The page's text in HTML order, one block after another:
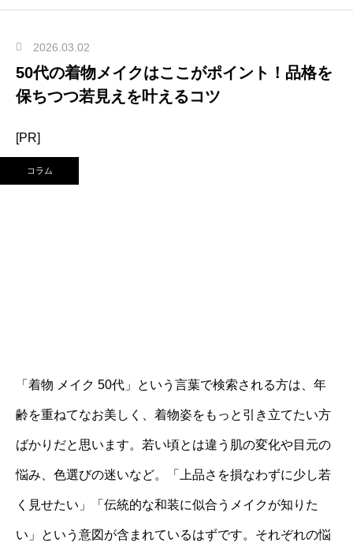
2026.03.02
50代の着物メイクはここがポイント！品格を
保ちつつ若見えを叶えるコツ
[PR]
コラム
「着物 メイク 50代」という言葉で検索される方は、年
齢を重ねてなお美しく、着物姿をもっと引き立てたい方
ばかりだと思います。若い頃とは違う肌の変化や目元の
悩み、色選びの迷いなど。「上品さを損なわずに少し若
く見せたい」「伝統的な和装に似合うメイクが知りた
い」という意図が含まれているはずです。それぞれの悩